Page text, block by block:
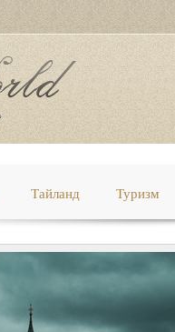
Тайланд Туризм